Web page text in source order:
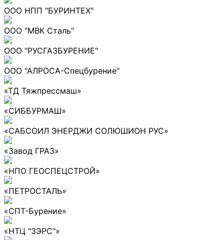
ООО НПП "БУРИНТЕХ"
ООО "МВК Сталь"
ООО "РУСГАЗБУРЕНИЕ"
ООО "АЛРОСА-Спецбурение"
«ТД Тяжпрессмаш»
«СИББУРМАШ»
«САБСОИЛ ЭНЕРДЖИ СОЛЮШИОН РУС»
«Завод ГРАЗ»
«НПО ГЕОСПЕЦСТРОЙ»
«ПЕТРОСТАЛЬ»
«СПТ-Бурение»
«НТЦ "ЗЭРС"»